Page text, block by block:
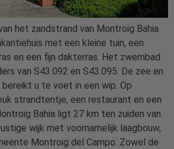
het zandstrand van Montroig Bahia
met een kleine tuin, een
en een fijn dakterras. Het zwembad
van S43.092 en S43.095. De zee en
u te voet in een wip. Op
strandtentje, een restaurant en een
Bahia ligt 27 km ten zuiden van
wijk met voornamelijk laagbouw,
Montroig del Campo. Zowel de